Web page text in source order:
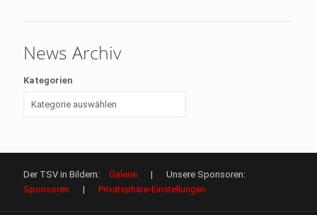
News Archiv
Kategorien
Der TSV in Bildern: Galerie | Unsere Sponsoren:
Sponsoren | Privatsphäre-Einstellungen